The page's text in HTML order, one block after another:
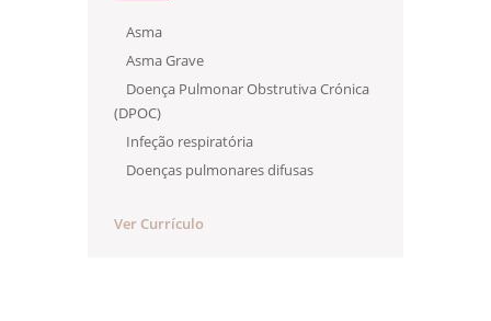
Asma
Asma Grave
Doença Pulmonar Obstrutiva Crónica
(DPOC)
Infeção respiratória
Doenças pulmonares difusas
Ver Currículo